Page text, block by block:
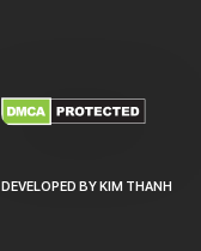
DEVELOPED BY KIM THANH
XEM THÊM